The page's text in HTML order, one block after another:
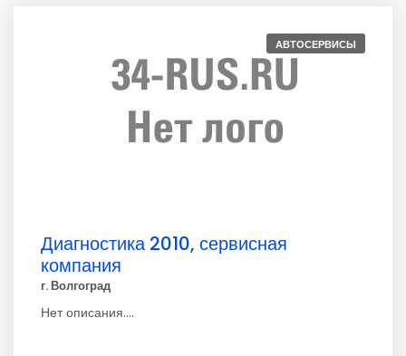
АВТОСЕРВИСЫ
Диагностика 2010, сервисная
компания
г. Волгоград
Нет описания....